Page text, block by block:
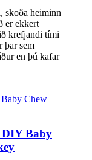
skoða heiminn
er ekkert
krefjandi tími
þar sem
en þú kafar
DIY Baby